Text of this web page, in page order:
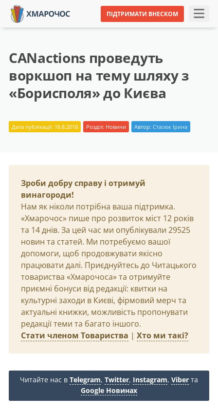
ПІДТРИМАТИ ВНЕСКОМ
CANactions проведуть
воркшоп на тему шляху з
«Борисполя» до Києва
Дата публікації: 16.8.2018 Розділ: Новини Автор: Стасюк Ірина
Зроби добру справу і отримуй
винагороди!
Нам як ніколи потрібна ваша підтримка.
«Хмарочос» пише про розвиток міст 12 років
та 14 днів. За цей час ми опублікували 29525
новин та статей. Ми потребуємо вашої
допомоги, щоб продовжувати якісно
працювати далі. Приєднуйтесь до Читацького
товариства «Хмарочоса» та отримуйте
приємні бонуси від редакції: квитки на
культурні заходи в Києві, фірмовий мерч та
актуальні книжки, можливість пропонувати
редакції теми та багато іншого.
Стати членом Товариства | Хто ми такі?
Читайте нас в Telegram, Twitter, Instagram, Viber та
Google Новинах